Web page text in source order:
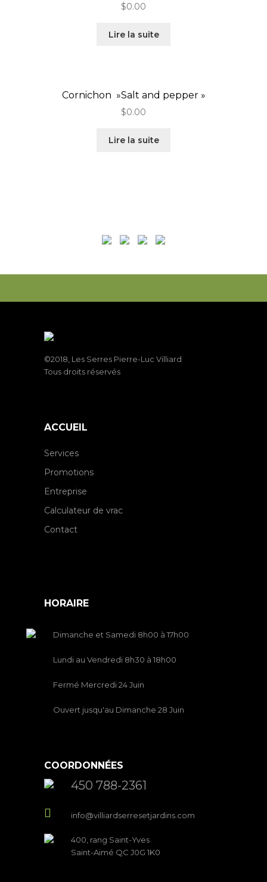
$0.00
Lire la suite
Cornichon »Salt and pepper »
$0.00
Lire la suite
©2018, Les Serres Pierre-Luc Villiard
Tous droits réservés
ACCUEIL
Services
Promotions
Entreprise
Calculateur de vrac
Contact
HORAIRE
Dimanche et Samedi 8h00 à 17h00
Lundi au Vendredi 8h30 à 18h00
Fermé Mercredi 24 Juin
Ouvert jusqu'au Dimanche 28 Juin
COORDONNÉES
450 788-2361
info@villiardserresetjardins.com
400, rang Saint-Yves
Saint-Aimé QC J0G 1K0